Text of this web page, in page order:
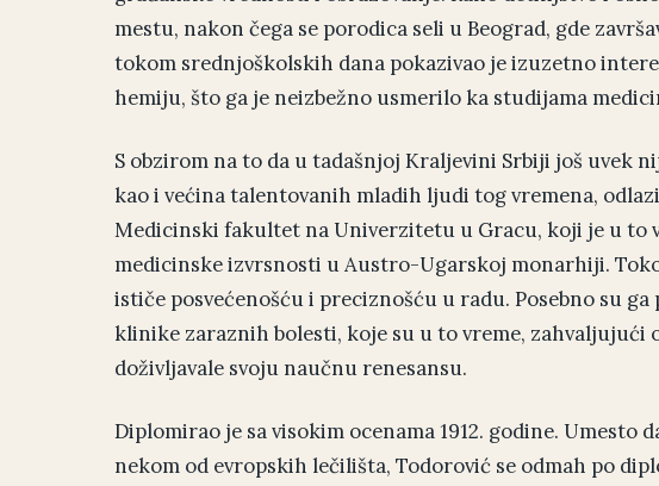
mestu, nakon čega se porodica seli u Beograd, gde
tokom srednjoškolskih dana pokazivao je izuzetno
hemiju, što ga je neizbežno usmerilo ka studijama
S obzirom na to da u tadašnjoj Kraljevini Srbiji još uvek
kao i većina talentovanih mladih ljudi tog vremena,
Medicinski fakultet na Univerzitetu u Gracu, koji je u to
medicinske izvrsnosti u Austro-Ugarskoj monarhiji.
ističe posvećenošću i preciznošću u radu. Posebno su
klinike zaraznih bolesti, koje su u to vreme, zahvaljujući
doživljavale svoju naučnu renesansu.
Diplomirao je sa visokim ocenama 1912. godine.
nekom od evropskih lečilišta, Todorović se odmah po